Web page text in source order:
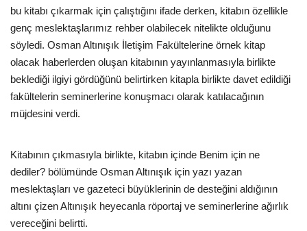
Yorumlar
Video Tanıtım
Köşe Yazarları
bu kitabı çıkarmak için çalıştığını ifade derken, kitabın özellikle
genç meslektaşlarımız rehber olabilecek nitelikte olduğunu
söyledi. Osman Altınışık İletişim Fakültelerine örnek kitap
olacak haberlerden oluşan kitabının yayınlanmasıyla birlikte
beklediği ilgiyi gördüğünü belirtirken kitapla birlikte davet edildiği
fakültelerin seminerlerine konuşmacı olarak katılacağının
müjdesini verdi.
Kitabının çıkmasıyla birlikte, kitabın içinde Benim için ne
dediler? bölümünde Osman Altınışık için yazı yazan
meslektaşları ve gazeteci büyüklerinin de desteğini aldığının
altını çizen Altınışık heyecanla röportaj ve seminerlerine ağırlık
vereceğini belirtti.